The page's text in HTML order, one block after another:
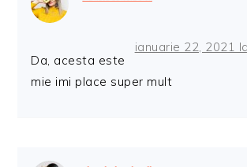
ianuarie 22, 2021
Da, acesta este
mie imi place super mult